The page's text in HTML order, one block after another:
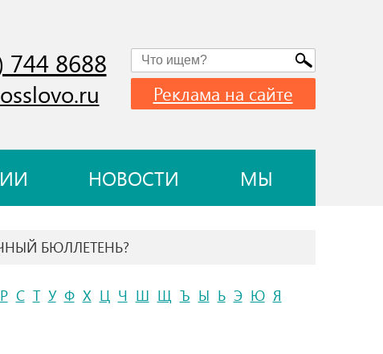
744 8688
Реклама на сайте
НОВОСТИ МЫ
БЮЛЛЕТЕНЬ?
Р С Т У Ф Х Ц Ч Ш Щ Ъ Ы Ь Э Ю Я